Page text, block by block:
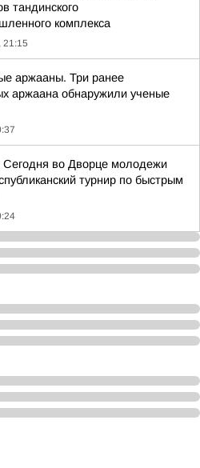
тандинского
комплекса
21:15
аржааны. Три ранее
аржаана обнаружили ученые
Сегодня во Дворце молодежи
турнир по быстрым